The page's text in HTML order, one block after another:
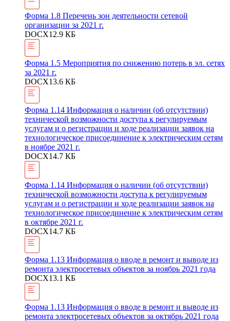
Форма 1.8 Перечень зон деятельности сетевой
организации за 2021 г.
DOCX12.9 КБ
Форма 1.5 Мероприятия по снижению потерь в эл. сетях
за 2021 г.
DOCX13.6 КБ
Форма 1.14 Информация о наличии (об отсутствии)
технической возможности доступа к регулируемым
услугам и о регистрации и ходе реализации заявок на
технологическое присоединение к электрическим сетям
в ноябре 2021 г.
DOCX14.7 КБ
Форма 1.14 Информация о наличии (об отсутствии)
технической возможности доступа к регулируемым
услугам и о регистрации и ходе реализации заявок на
технологическое присоединение к электрическим сетям
в октябре 2021 г.
DOCX14.7 КБ
Форма 1.13 Информация о вводе в ремонт и выводе из
ремонта электросетевых объектов за ноябрь 2021 года
DOCX13.1 КБ
Форма 1.13 Информация о вводе в ремонт и выводе из
ремонта электросетевых объектов за октябрь 2021 года